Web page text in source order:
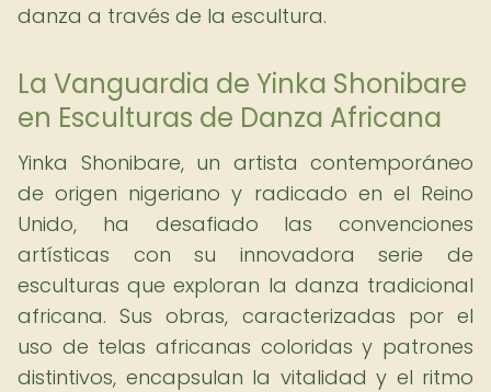
danza a través de la escultura.
La Vanguardia de Yinka Shonibare
en Esculturas de Danza Africana
Yinka Shonibare, un artista contemporáneo
de origen nigeriano y radicado en el Reino
Unido, ha desafiado las convenciones
artísticas con su innovadora serie de
esculturas que exploran la danza tradicional
africana. Sus obras, caracterizadas por el
uso de telas africanas coloridas y patrones
distintivos, encapsulan la vitalidad y el ritmo